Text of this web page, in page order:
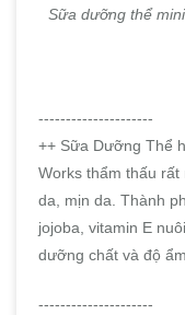
Sữa dưỡng thể mini
---------------------
++ Sữa Dưỡng Thể
Works thẩm thấu
da, mịn da. Thành
jojoba, vitamin E
dưỡng chất và độ
---------------------